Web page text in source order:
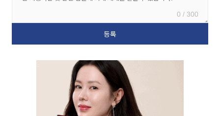
0 / 300